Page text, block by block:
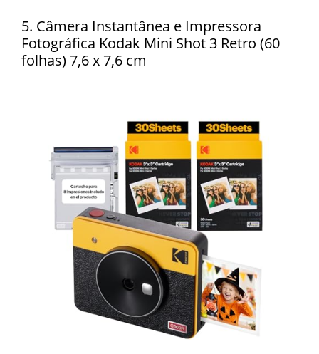
5. Câmera Instantânea e Impressora
Fotográfica Kodak Mini Shot 3 Retro (60
folhas) 7,6 x 7,6 cm